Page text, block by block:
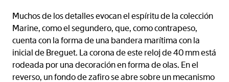
Muchos de los detalles evocan el espíritu de la colección
Marine, como el segundero, que, como contrapeso,
cuenta con la forma de una bandera marítima con la
inicial de Breguet. La corona de este reloj de 40 mm está
rodeada por una decoración en forma de olas. En el
reverso, un fondo de zafiro se abre sobre un mecanismo